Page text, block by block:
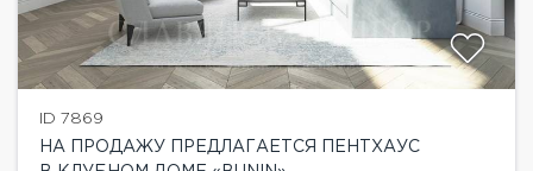
ID 7869
НА ПРОДАЖУ ПРЕДЛАГАЕТСЯ ПЕНТХАУС